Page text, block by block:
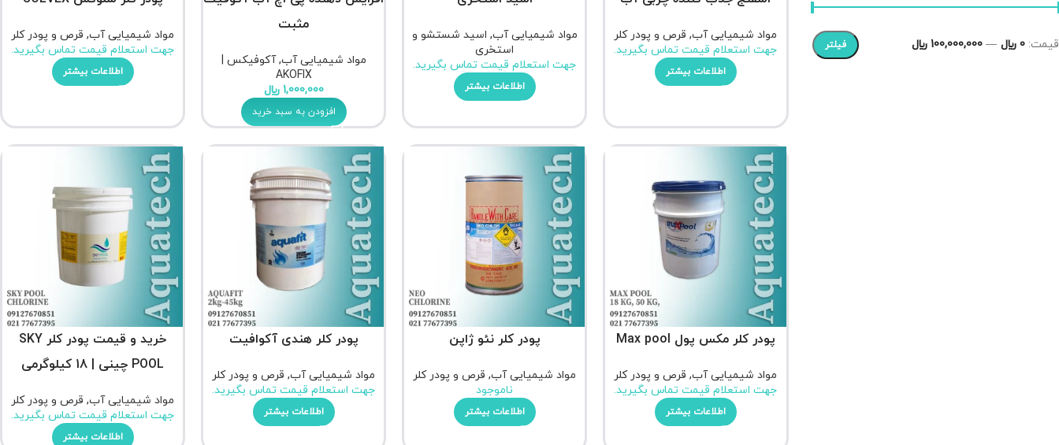
فیلتر قیمت: 0 ﷼ — 100,000,000 ﷼
مواد شیمیایی آب, قرص و پودر کلر
جهت استعلام قیمت تماس بگیرید.
اطلاعات بیشتر
مواد شیمیایی آب, اسید شستشو و
استخری
جهت استعلام قیمت تماس بگیرید.
اطلاعات بیشتر
مثبت
مواد شیمیایی آب,آکوفیکس |
AKOFIX
1,000,000 ﷼
افزودن به سبد خرید
مواد شیمیایی آب, قرص و پودر کلر
جهت استعلام قیمت تماس بگیرید.
اطلاعات بیشتر
پودر کلر مکس پول Max pool
مواد شیمیایی آب, قرص و پودر کلر
جهت استعلام قیمت تماس بگیرید.
اطلاعات بیشتر
پودر کلر نئو ژاپن
مواد شیمیایی آب, قرص و پودر کلر
ناموجود
اطلاعات بیشتر
پودر کلر هندی آکوافیت
مواد شیمیایی آب, قرص و پودر کلر
جهت استعلام قیمت تماس بگیرید.
اطلاعات بیشتر
خرید و قیمت پودر کلر SKY
POOL چینی | 18 کیلوگرمی
مواد شیمیایی آب, قرص و پودر کلر
جهت استعلام قیمت تماس بگیرید.
اطلاعات بیشتر